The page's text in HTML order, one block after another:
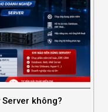
Server không?